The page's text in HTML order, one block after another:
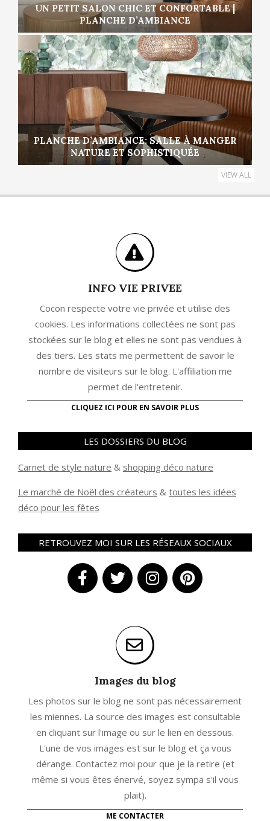
UN PETIT SALON CHIC ET CONFORTABLE |
PLANCHE D’AMBIANCE
PLANCHE D’AMBIANCE: SALLE À MANGER
NATURE ET SOPHISTIQUÉE
VIEW ALL
INFO VIE PRIVEE
Cocon respecte votre vie privée et utilise des
cookies. Les informations collectées ne sont pas
stockées sur le blog et elles ne sont pas vendues à
des tiers. Les stats me permettent de savoir le
nombre de visiteurs sur le blog. L'affiliation me
permet de l'entretenir.
CLIQUEZ ICI POUR EN SAVOIR PLUS
LES DOSSIERS DU BLOG
Carnet de style nature & shopping déco nature
Le marché de Noël des créateurs & toutes les idées
déco pour les fêtes
RETROUVEZ MOI SUR LES RÉSEAUX SOCIAUX
Images du blog
Les photos sur le blog ne sont pas nécessairement
les miennes. La source des images est consultable
en cliquant sur l'image ou sur le lien en dessous.
L'une de vos images est sur le blog et ça vous
dérange. Contactez moi pour que je la retire (et
même si vous êtes énervé, soyez sympa s'il vous
plait).
ME CONTACTER